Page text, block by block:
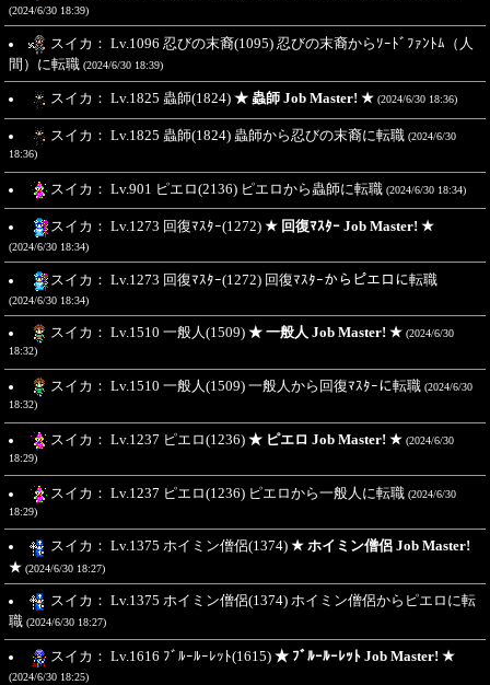
(2024/6/30 18:39)
スイカ： Lv.1096 忍びの末裔(1095) 忍びの末裔からｿｰﾄﾞﾌｧﾝﾄﾑ（人
間）に転職 (2024/6/30 18:39)
スイカ： Lv.1825 蟲師(1824) ★ 蟲師 Job Master! ★ (2024/6/30 18:36)
スイカ： Lv.1825 蟲師(1824) 蟲師から忍びの末裔に転職 (2024/6/30
18:36)
スイカ： Lv.901 ピエロ(2136) ピエロから蟲師に転職 (2024/6/30 18:34)
スイカ： Lv.1273 回復ﾏｽﾀｰ(1272) ★ 回復ﾏｽﾀｰ Job Master! ★
(2024/6/30 18:34)
スイカ： Lv.1273 回復ﾏｽﾀｰ(1272) 回復ﾏｽﾀｰからピエロに転職
(2024/6/30 18:34)
スイカ： Lv.1510 一般人(1509) ★ 一般人 Job Master! ★ (2024/6/30
18:32)
スイカ： Lv.1510 一般人(1509) 一般人から回復ﾏｽﾀｰに転職 (2024/6/30
18:32)
スイカ： Lv.1237 ピエロ(1236) ★ ピエロ Job Master! ★ (2024/6/30
18:29)
スイカ： Lv.1237 ピエロ(1236) ピエロから一般人に転職 (2024/6/30
18:29)
スイカ： Lv.1375 ホイミン僧侶(1374) ★ ホイミン僧侶 Job Master!
★ (2024/6/30 18:27)
スイカ： Lv.1375 ホイミン僧侶(1374) ホイミン僧侶からピエロに転
職 (2024/6/30 18:27)
スイカ： Lv.1616 ﾌﾞﾙｰﾙｰﾚｯﾄ(1615) ★ ﾌﾞﾙｰﾙｰﾚｯﾄ Job Master! ★
(2024/6/30 18:25)